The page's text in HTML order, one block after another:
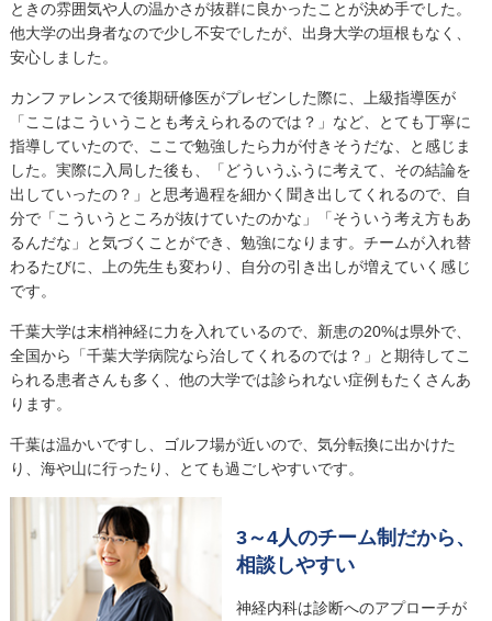
ときの雰囲気や人の温かさが抜群に良かったことが決め手でした。
他大学の出身者なので少し不安でしたが、出身大学の垣根もなく、
安心しました。
カンファレンスで後期研修医がプレゼンした際に、上級指導医が
「ここはこういうことも考えられるのでは？」など、とても丁寧に
指導していたので、ここで勉強したら力が付きそうだな、と感じま
した。実際に入局した後も、「どういうふうに考えて、その結論を
出していったの？」と思考過程を細かく聞き出してくれるので、自
分で「こういうところが抜けていたのかな」「そういう考え方もあ
るんだな」と気づくことができ、勉強になります。チームが入れ替
わるたびに、上の先生も変わり、自分の引き出しが増えていく感じ
です。
千葉大学は末梢神経に力を入れているので、新患の20%は県外で、
全国から「千葉大学病院なら治してくれるのでは？」と期待してこ
られる患者さんも多く、他の大学では診られない症例もたくさんあ
ります。
千葉は温かいですし、ゴルフ場が近いので、気分転換に出かけた
り、海や山に行ったり、とても過ごしやすいです。
3～4人のチーム制だから、
相談しやすい
神経内科は診断へのアプローチが